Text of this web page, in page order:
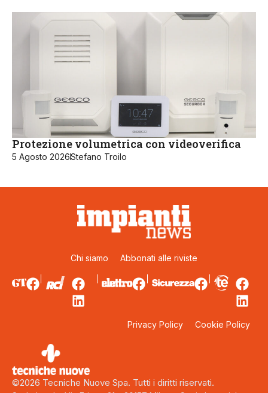
Protezione volumetrica con videoverifica
5 Agosto 2026Stefano Troilo
Chi siamo Abbonati alle riviste
Privacy Policy Cookie Policy
©2026 Tecniche Nuove Spa. Tutti i diritti riservati.